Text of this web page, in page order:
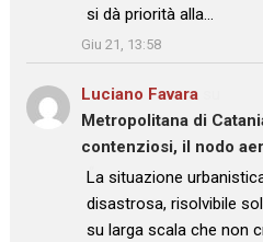
si dà priorità alla…
”
Giu 21, 13:58
Luciano Favara
Metropolitana di
contenziosi, il nodo
: “La situazione
disastrosa, risolvibile
su larga scala che non